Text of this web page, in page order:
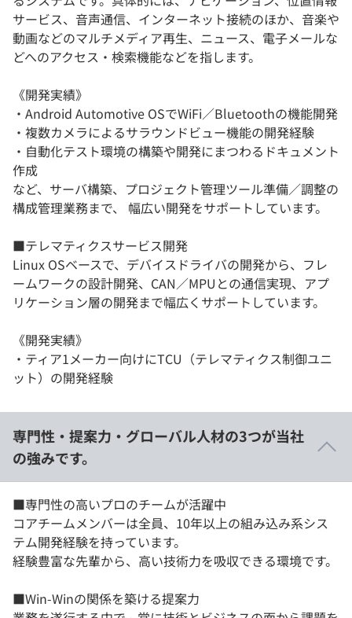
サービス、音声通信、インターネット接続のほか、音楽や
動画などのマルチメディア再生、ニュース、電子メールな
どへのアクセス・検索機能などを指します。
《開発実績》
・Android Automotive OSでWiFi／Bluetoothの機能開発
・複数カメラによるサラウンドビュー機能の開発経験
・自動化テスト環境の構築や開発にまつわるドキュメント
作成
など、サーバ構築、プロジェクト管理ツール準備／調整の
構成管理業務まで、 幅広い開発をサポートしています。
■テレマティクスサービス開発
Linux OSベースで、デバイスドライバの開発から、フレ
ームワークの設計開発、CAN／MPUとの通信実現、アプ
リケーション層の開発まで幅広くサポートしています。
《開発実績》
・​ティア1メーカー向けにTCU（テレマティクス制御ユニ
ット）の開発経験
専門性・提案力・グローバル人材の3つが当社
の強みです。
■専門性の高いプロのチームが活躍中
​コアチームメンバーは全員、10年以上の組み込み系シス
テム開発経験を持っています。
経験豊富な先輩から、高い技術力を吸収できる環境です。
■Win-Winの関係を築ける​提案力